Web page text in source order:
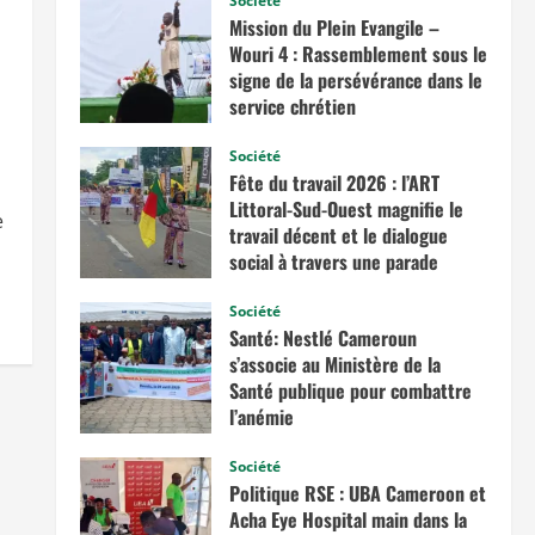
Mission du Plein Evangile –
Wouri 4 : Rassemblement sous le
signe de la persévérance dans le
service chrétien
Société
Fête du travail 2026 : l’ART
Littoral-Sud-Ouest magnifie le
travail décent et le dialogue
social à travers une parade
mai 2, 2026
Société
Santé: Nestlé Cameroun
s’associe au Ministère de la
Santé publique pour combattre
l’anémie
Société
Politique RSE : UBA Cameroon et
Acha Eye Hospital main dans la